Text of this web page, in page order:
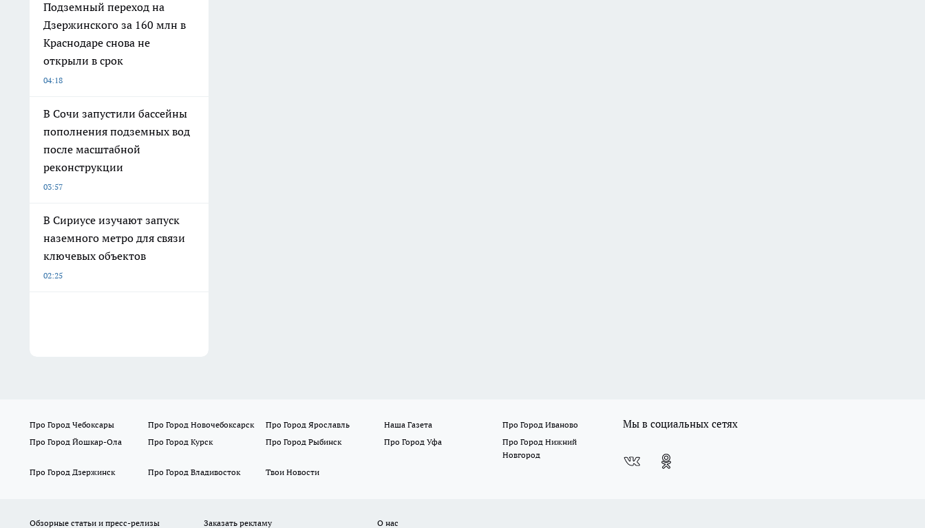
Подземный переход на
Дзержинского за 160 млн в
Краснодаре снова не
открыли в срок
04:18
В Сочи запустили бассейны
пополнения подземных вод
после масштабной
реконструкции
03:57
В Сириусе изучают запуск
наземного метро для связи
ключевых объектов
02:25
Про Город Чебоксары Про Город Новочебоксарск Про Город Ярославль Наша Газета
Про Город Иваново
Про Город Йошкар-Ола
Про Город Курск Про Город Рыбинск Про Город Уфа
Про Город Нижний
Новгород
Про Город Дзержинск
Про Город Владивосток Твои Новости
Мы в социальных сетях
Обзорные статьи и пресс-релизы Заказать рекламу О нас